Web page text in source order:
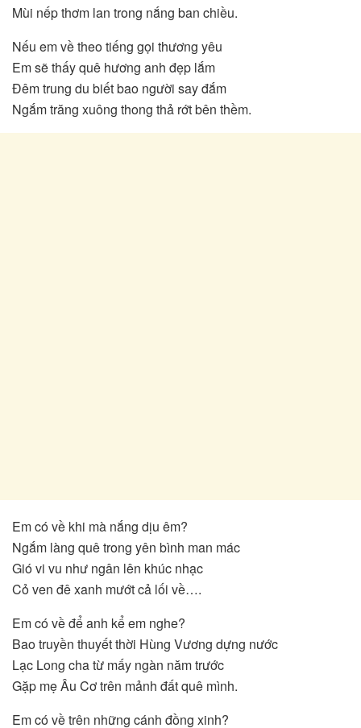
Mùi nếp thơm lan trong nắng ban chiều.
Nếu em về theo tiếng gọi thương yêu
Em sẽ thấy quê hương anh đẹp lắm
Đêm trung du biết bao người say đắm
Ngắm trăng xuông thong thả rớt bên thềm.
Em có về khi mà nắng dịu êm?
Ngắm làng quê trong yên bình man mác
Gió vi vu như ngân lên khúc nhạc
Cỏ ven đê xanh mướt cả lối về….
Em có về để anh kể em nghe?
Bao truyền thuyết thời Hùng Vương dựng nước
Lạc Long cha từ mấy ngàn năm trước
Gặp mẹ Âu Cơ trên mảnh đất quê mình.
Em có về trên những cánh đồng xinh?